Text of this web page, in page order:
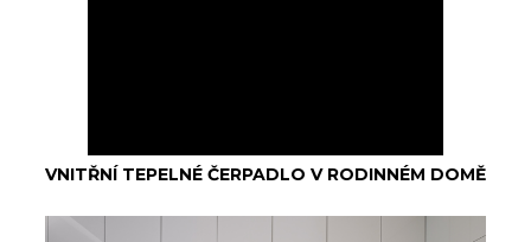
VNITŘNÍ TEPELNÉ ČERPADLO V RODINNÉM DOMĚ